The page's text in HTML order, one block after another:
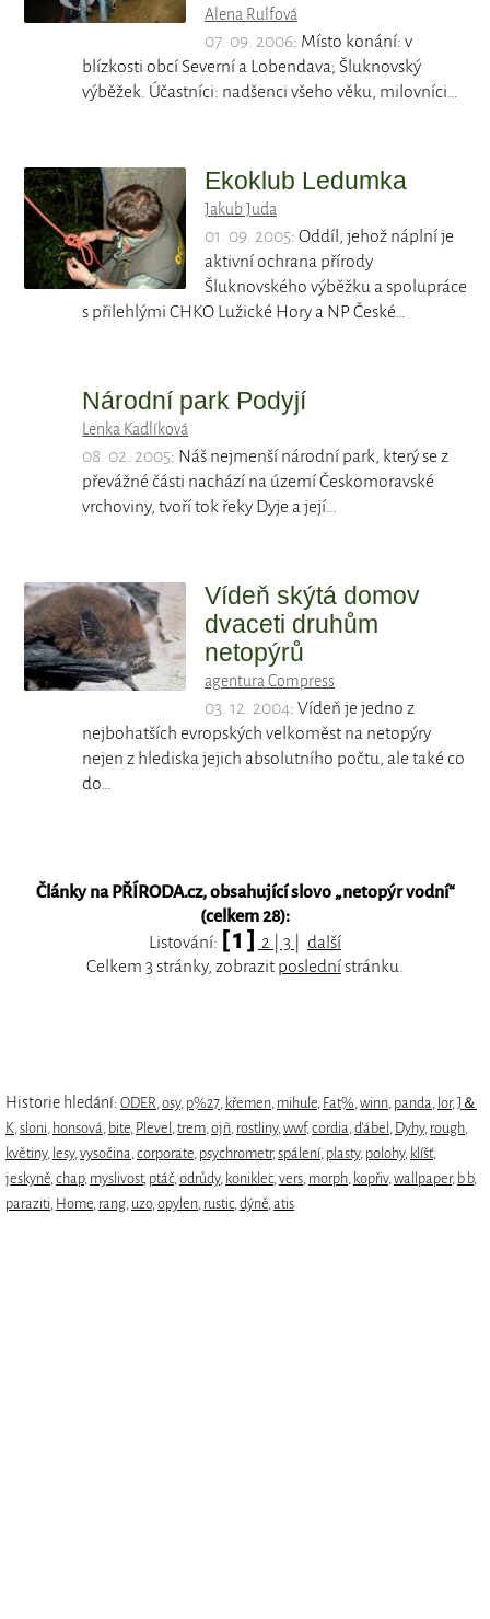
Alena Rulfová
07. 09. 2006: Místo konání: v
blízkosti obcí Severní a Lobendava; Šluknovský
výběžek. Účastníci: nadšenci všeho věku, milovníci…
Ekoklub Ledumka
Jakub Juda
01. 09. 2005: Oddíl, jehož náplní je
aktivní ochrana přírody
Šluknovského výběžku a spolupráce
s přilehlými CHKO Lužické Hory a NP České…
Národní park Podyjí
Lenka Kadlíková
08. 02. 2005: Náš nejmenší národní park, který se z
převážné části nachází na území Českomoravské
vrchoviny, tvoří tok řeky Dyje a její…
Vídeň skýtá domov
dvaceti druhům
netopýrů
agentura Compress
03. 12. 2004: Vídeň je jedno z
nejbohatších evropských velkoměst na netopýry
nejen z hlediska jejich absolutního počtu, ale také co
do…
Články na PŘÍRODA.cz, obsahující slovo „netopýr vodní“
(celkem 28):
Listování: [ 1 ] 2 3
další
Celkem 3 stránky, zobrazitposlednístránku.
Historie hledání: ODER,osy, p%27, křemen, mihule, Fat%,winn, panda, lor,J＆
K,sloni, honsová, bite, Plevel ,trem,ojñ, rostliny,wwf,cordia,ďábel , Dyhy, rough,
květiny, lesy,vysočina,corporate, psychrometr,spálení, plasty, polohy, klíšť,
jeskyně,chap, myslivost, ptáč,odrůdy, koniklec,vers, morph, kopřiv,wallpaper, b b,
paraziti, Home, rang, uzo,opylen, rustic,dýně,atis